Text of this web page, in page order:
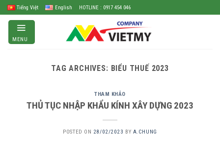
Skip
to
content
Tiếng Việt English HOTLINE : 0917 454 046
MENU
TAG ARCHIVES: BIỂU THUẾ 2023
THAM KHẢO
THỦ TỤC NHẬP KHẨU KÍNH XÂY DỰNG 2023
POSTED ON 28/02/2023 BY A.CHUNG